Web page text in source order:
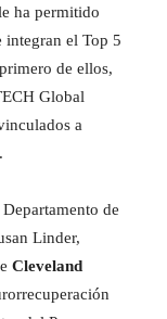
ha permitido
integran el Top 5
de ellos,
Global
a
de
Linder,
Cleveland